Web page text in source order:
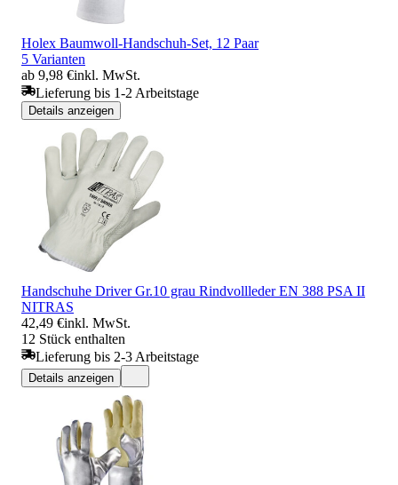
Holex Baumwoll-Handschuh-Set, 12 Paar
5 Varianten
ab 9,98 €inkl. MwSt.
Lieferung bis 1-2 Arbeitstage
Details anzeigen
Handschuhe Driver Gr.10 grau Rindvollleder EN 388 PSA II
NITRAS
42,49 €inkl. MwSt.
12 Stück enthalten
Lieferung bis 2-3 Arbeitstage
Details anzeigen